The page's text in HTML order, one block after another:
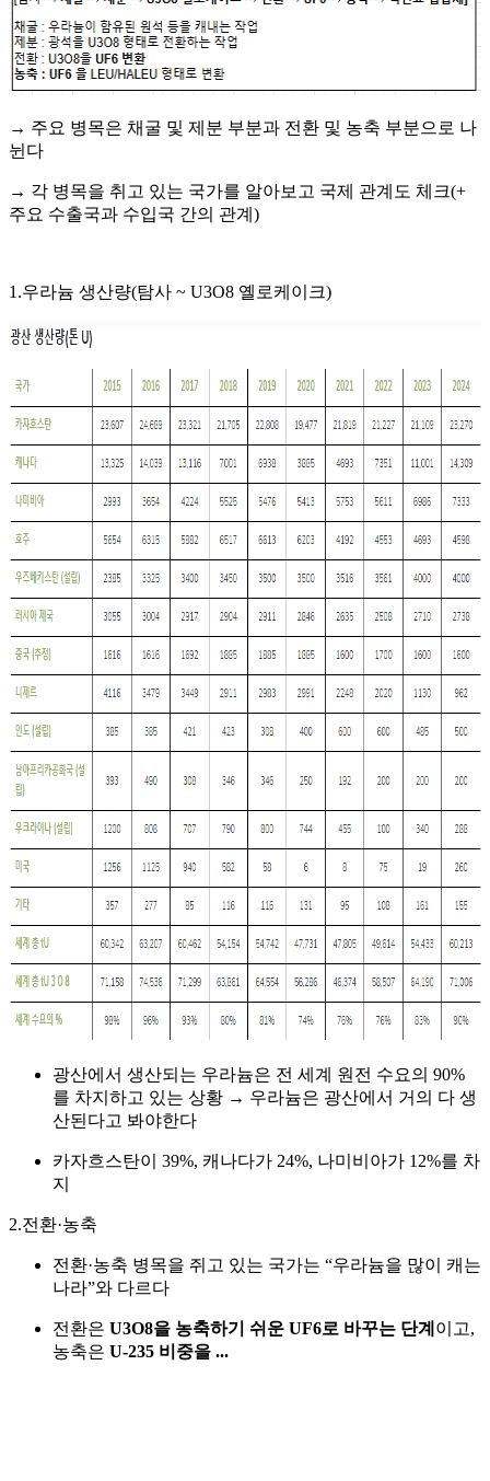
→ 주요 병목은 채굴 및 제분 부분과 전환 및 농축 부분으로 나
뉜다
→ 각 병목을 취고 있는 국가를 알아보고 국제 관계도 체크(+
주요 수출국과 수입국 간의 관계)
1.우라늄 생산량(탐사 ~ U3O8 옐로케이크)
광산에서 생산되는 우라늄은 전 세계 원전 수요의 90%
를 차지하고 있는 상황 → 우라늄은 광산에서 거의 다 생
산된다고 봐야한다
카자흐스탄이 39%, 캐나다가 24%, 나미비아가 12%를 차
지
2.전환·농축
전환·농축 병목을 쥐고 있는 국가는 “우라늄을 많이 캐는
나라”와 다르다
전환은 U3O8을 농축하기 쉬운 UF6로 바꾸는 단계 이고,
농축은 U-235 비중을 ...